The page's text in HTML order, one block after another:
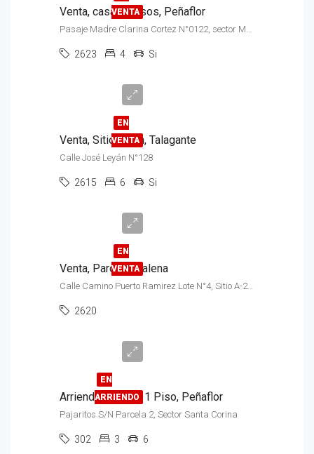
VENTA
Venta, casa, 2 Pisos, Peñaflor
Pasaje Madre Clarina Cortez N°0122, sector Malloco
2623 4 Si
EN
VENTA
Venta, Sitio, Casa, Talagante
Calle José Leyán N°128
2615 6 Si
EN
VENTA
Venta, Parcela, Palena
Calle Camino Puerto Ramirez Lote N°4, Sitio A-2, Sector Palena Futaleufú
2620
EN
ARRIENDO
Arriendo, Oficina, 1 Piso, Peñaflor
Pajaritos S/N Parcela 2, Sector Santa Corina
302 3 6